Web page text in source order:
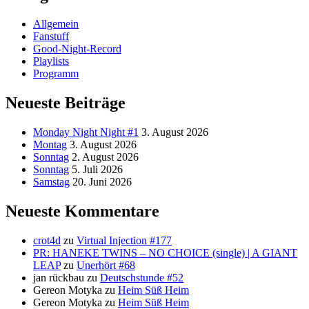
Allgemein
Fanstuff
Good-Night-Record
Playlists
Programm
Neueste Beiträge
Monday Night Night #1 3. August 2026
Montag 3. August 2026
Sonntag 2. August 2026
Sonntag 5. Juli 2026
Samstag 20. Juni 2026
Neueste Kommentare
crot4d zu Virtual Injection #177
PR: HANEKE TWINS – NO CHOICE (single) | A GIANT
LEAPzu Unerhört #68
jan rückbau zu Deutschstunde #52
Gereon Motyka zu Heim Süß Heim
Gereon Motyka zu Heim Süß Heim